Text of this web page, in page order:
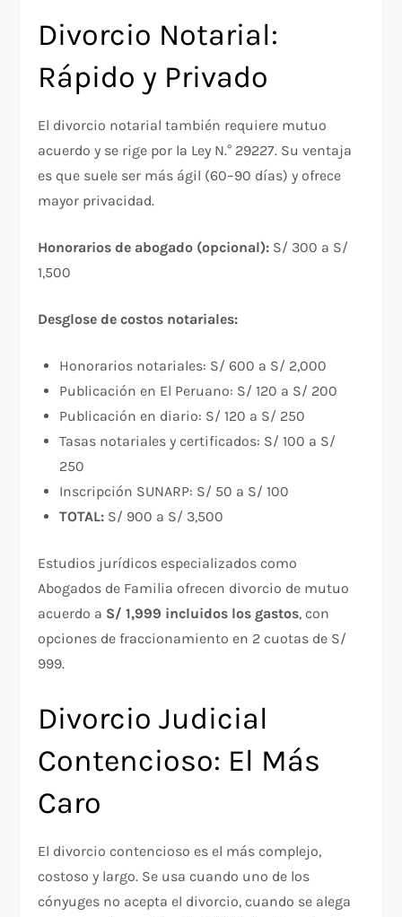
Divorcio Notarial:
Rápido y Privado
El divorcio notarial también requiere mutuo
acuerdo y se rige por la Ley N.° 29227. Su ventaja
es que suele ser más ágil (60–90 días) y ofrece
mayor privacidad.
Honorarios de abogado (opcional): S/ 300 a S/
1,500
Desglose de costos notariales:
Honorarios notariales: S/ 600 a S/ 2,000
Publicación en El Peruano: S/ 120 a S/ 200
Publicación en diario: S/ 120 a S/ 250
Tasas notariales y certificados: S/ 100 a S/
250
Inscripción SUNARP: S/ 50 a S/ 100
TOTAL: S/ 900 a S/ 3,500
Estudios jurídicos especializados como
Abogados de Familia ofrecen divorcio de mutuo
acuerdo a S/ 1,999 incluidos los gastos, con
opciones de fraccionamiento en 2 cuotas de S/
999.
Divorcio Judicial
Contencioso: El Más
Caro
El divorcio contencioso es el más complejo,
costoso y largo. Se usa cuando uno de los
cónyuges no acepta el divorcio, cuando se alega